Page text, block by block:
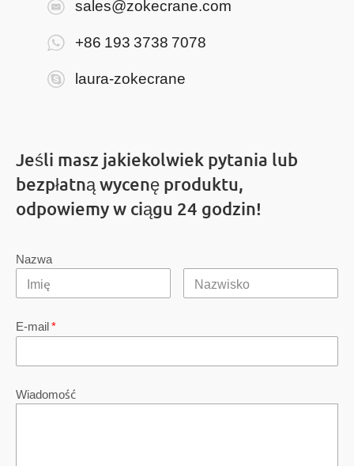
sales@zokecrane.com
+86 193 3738 7078
laura-zokecrane
Jeśli masz jakiekolwiek pytania lub
bezpłatną wycenę produktu,
odpowiemy w ciągu 24 godzin!
Nazwa
E-mail*
Wiadomość